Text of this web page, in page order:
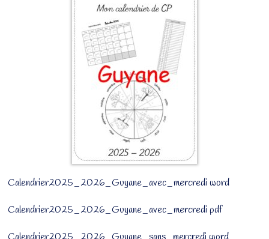
Calendrier2025_2026_Guyane_avec_mercredi word
Calendrier2025_2026_Guyane_avec_mercredi pdf